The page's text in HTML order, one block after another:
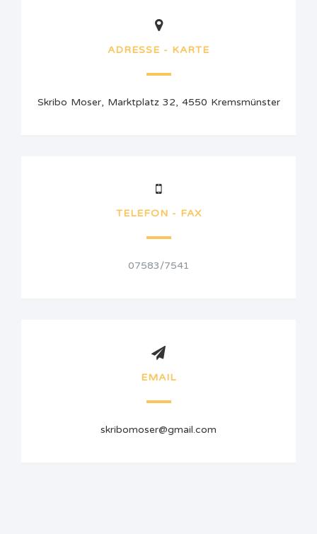
ADRESSE - KARTE
Skribo Moser, Marktplatz 32, 4550 Kremsmünster
TELEFON - FAX
07583/7541
EMAIL
skribomoser@gmail.com